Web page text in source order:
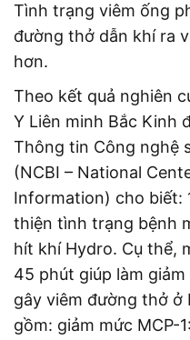
Tình trạng viêm ống
đường thở dẫn khí ra
hơn.
Theo kết quả nghiên
Y Liên minh Bắc Kinh
Thông tin Công nghệ
(NCBI – National
Information) cho biết:
thiện tình trạng bệnh
hít khí Hydro. Cụ thể,
45 phút giúp làm
gây viêm đường thở ở
gồm: giảm mức MCP-